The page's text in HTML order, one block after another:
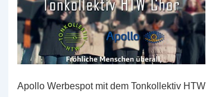
Apollo Werbespot mit dem Tonkollektiv HTW